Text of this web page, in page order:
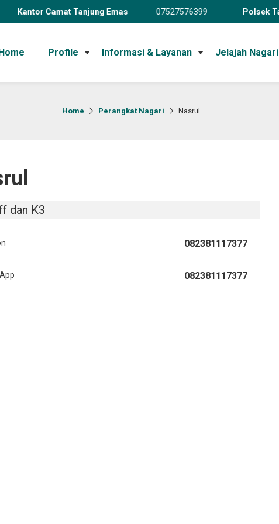
Tanjung Emas 07527576399 Polsek Tanjung Emas
Profile Informasi & Layanan Jelajah Nagari
Home Perangkat Nagari Nasrul
dan K3
082381117377
082381117377